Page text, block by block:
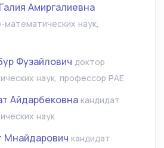
Амиргалиевна
математических наук,
Фузайлович доктор
наук, профессор РАЕ
Айдарбековна кандидат
наук
Мнайдарович кандидат